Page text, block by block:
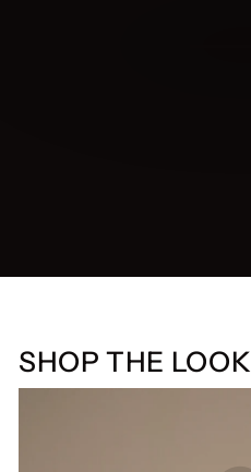
SHOP THE LOOK